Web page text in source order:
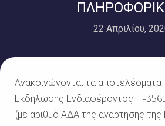
22 Απριλίου,
Ανακοινώνονται τα
Εκδήλωσης Ενδιαφέροντος Γ-
(με αριθμό ΑΔΑ της ανάρτησης της